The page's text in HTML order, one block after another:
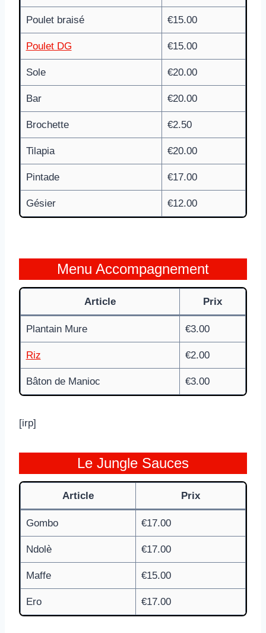
Poulet braisé €15.00
Poulet DG €15.00
Sole €20.00
Bar €20.00
Brochette €2.50
Tilapia €20.00
Pintade €17.00
Gésier €12.00
Menu Accompagnement
Article Prix
Plantain Mure €3.00
Riz €2.00
Bâton de Manioc €3.00
[irp]
Le Jungle Sauces
Article Prix
Gombo €17.00
Ndolè €17.00
Maffe €15.00
Ero €17.00